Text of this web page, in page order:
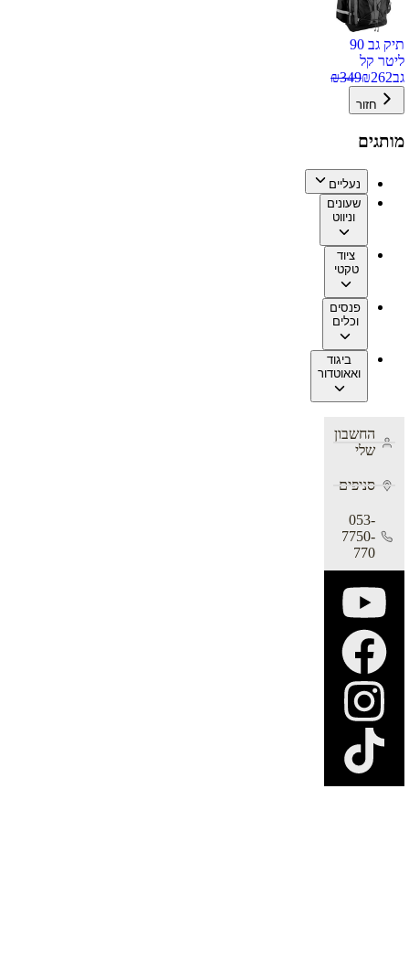
תיק גב 90
ליטר קל
גב
₪262
₪349
חזור
מותגים
נעליים
שעונים
וניווט
ציוד
טקטי
פנסים
וכלים
ביגוד
ואאוטדור
החשבון
שלי
סניפים
053-
7750-
770